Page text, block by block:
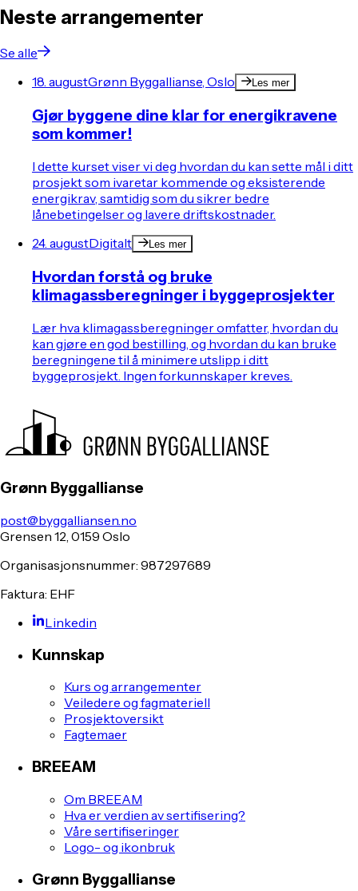
Neste arrangementer
Se alle
18. augustGrønn Byggallianse, Oslo Les mer
Gjør byggene dine klar for energikravene
som kommer!
I dette kurset viser vi deg hvordan du kan sette mål i ditt
prosjekt som ivaretar kommende og eksisterende
energikrav, samtidig som du sikrer bedre
lånebetingelser og lavere driftskostnader.
24. augustDigitalt Les mer
Hvordan forstå og bruke
klimagassberegninger i byggeprosjekter
Lær hva klimagassberegninger omfatter, hvordan du
kan gjøre en god bestilling, og hvordan du kan bruke
beregningene til å minimere utslipp i ditt
byggeprosjekt. Ingen forkunnskaper kreves.
Grønn Byggallianse
post@byggalliansen.no
Grensen 12, 0159 Oslo
Organisasjonsnummer: 987297689
Faktura: EHF
Linkedin
Kunnskap
Kurs og arrangementer
Veiledere og fagmateriell
Prosjektoversikt
Fagtemaer
BREEAM
Om BREEAM
Hva er verdien av sertifisering?
Våre sertifiseringer
Logo- og ikonbruk
Grønn Byggallianse